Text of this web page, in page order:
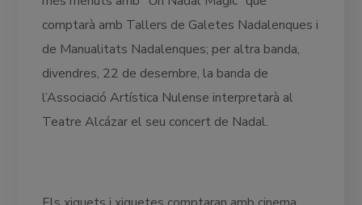
comptarà amb Tallers de Galetes Nadalenques i
de Manualitats Nadalenques; per altra banda,
divendres, 22 de desembre, la banda de
l’Associació Artística Nulense interpretarà al
Teatre Alcázar el seu concert de Nadal.